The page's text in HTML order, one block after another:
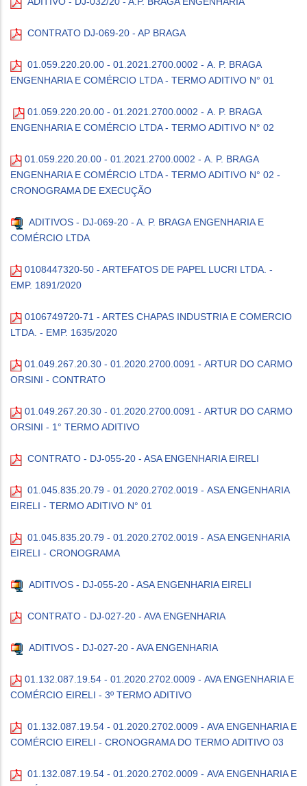
CONTRATO DJ-069-20 - AP BRAGA
01.059.220.20.00 - 01.2021.2700.0002 - A. P. BRAGA
ENGENHARIA E COMÉRCIO LTDA - TERMO ADITIVO N° 01
01.059.220.20.00 - 01.2021.2700.0002 - A. P. BRAGA
ENGENHARIA E COMÉRCIO LTDA - TERMO ADITIVO N° 02
01.059.220.20.00 - 01.2021.2700.0002 - A. P. BRAGA
ENGENHARIA E COMÉRCIO LTDA - TERMO ADITIVO N° 02 -
CRONOGRAMA DE EXECUÇÃO
ADITIVOS - DJ-069-20 - A. P. BRAGA ENGENHARIA E
COMÉRCIO LTDA
0108447320-50 - ARTEFATOS DE PAPEL LUCRI LTDA. -
EMP. 1891/2020
0106749720-71 - ARTES CHAPAS INDUSTRIA E COMERCIO
LTDA. - EMP. 1635/2020
01.049.267.20.30 - 01.2020.2700.0091 - ARTUR DO CARMO
ORSINI - CONTRATO
01.049.267.20.30 - 01.2020.2700.0091 - ARTUR DO CARMO
ORSINI - 1° TERMO ADITIVO
CONTRATO - DJ-055-20 - ASA ENGENHARIA EIRELI
01.045.835.20.79 - 01.2020.2702.0019 - ASA ENGENHARIA
EIRELI - TERMO ADITIVO N° 01
01.045.835.20.79 - 01.2020.2702.0019 - ASA ENGENHARIA
EIRELI - CRONOGRAMA
ADITIVOS - DJ-055-20 - ASA ENGENHARIA EIRELI
CONTRATO - DJ-027-20 - AVA ENGENHARIA
ADITIVOS - DJ-027-20 - AVA ENGENHARIA
01.132.087.19.54 - 01.2020.2702.0009 - AVA ENGENHARIA E
COMÉRCIO EIRELI - 3º TERMO ADITIVO
01.132.087.19.54 - 01.2020.2702.0009 - AVA ENGENHARIA E
COMÉRCIO EIRELI - CRONOGRAMA DO TERMO ADITIVO 03
01.132.087.19.54 - 01.2020.2702.0009 - AVA ENGENHARIA E